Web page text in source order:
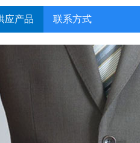
应产品 联系方式